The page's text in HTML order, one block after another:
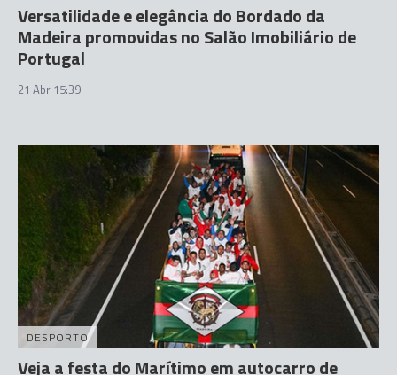
Versatilidade e elegância do Bordado da
Madeira promovidas no Salão Imobiliário de
Portugal
21 Abr 15:39
DESPORTO
Veja a festa do Marítimo em autocarro de